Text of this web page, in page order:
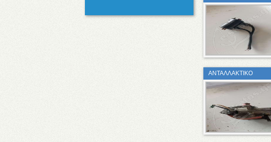
ΑΝΤΑΛΛΑΚΤΙΚΟ